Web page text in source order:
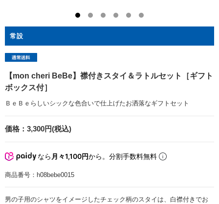
常設
【mon cheri BeBe】襟付きスタイ＆ラトルセット［ギフト
ボックス付］
ＢｅＢｅらしいシックな色合いで仕上げたお洒落なギフトセット
価格： 3,300円(税込)
なら 月々1,100円から。分割手数料無料
商品番号： h08bebe0015
男の子用のシャツをイメージしたチェック柄のスタイは、白襟付きでお